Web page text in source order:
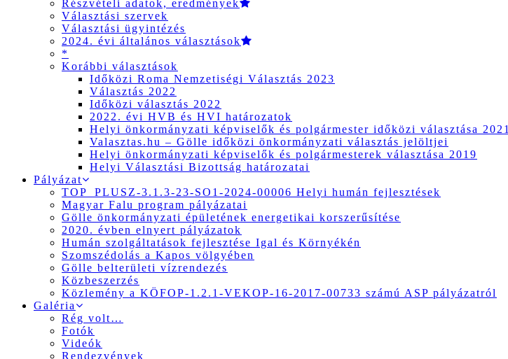
Részvételi adatok, eredmények
Választási szervek
Választási ügyintézés
2024. évi általános választások
*
Korábbi választások
Időközi Roma Nemzetiségi Választás 2023
Választás 2022
Időközi választás 2022
2022. évi HVB és HVI határozatok
Helyi önkormányzati képviselők és polgármester időközi választása 2021
Valasztas.hu – Gölle időközi önkormányzati választás jelöltjei
Helyi önkormányzati képviselők és polgármesterek választása 2019
Helyi Választási Bizottság határozatai
Pályázat
TOP_PLUSZ-3.1.3-23-SO1-2024-00006 Helyi humán fejlesztések
Magyar Falu program pályázatai
Gölle önkormányzati épületének energetikai korszerűsítése
2020. évben elnyert pályázatok
Humán szolgáltatások fejlesztése Igal és Környékén
Szomszédolás a Kapos völgyében
Gölle belterületi vízrendezés
Közbeszerzés
Közlemény a KÖFOP-1.2.1-VEKOP-16-2017-00733 számú ASP pályázatról
Galéria
Rég volt…
Fotók
Videók
Rendezvények